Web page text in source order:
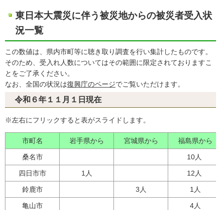
東日本大震災に伴う被災地からの被災者受入状
況一覧
この数値は、県内市町等に聴き取り調査を行い集計したものです。
そのため、受入れ人数についてはその範囲に限定されておりますこ
とをご了承ください。
なお、全国の状況は復興庁のページでご覧いただけます。
令和６年１１月１日現在
※左右にフリックすると表がスライドします。
市町名 岩手県から 宮城県から 福島県から
桑名市 10人
四日市市 1人 12人
鈴鹿市 3人 1人
亀山市 4人